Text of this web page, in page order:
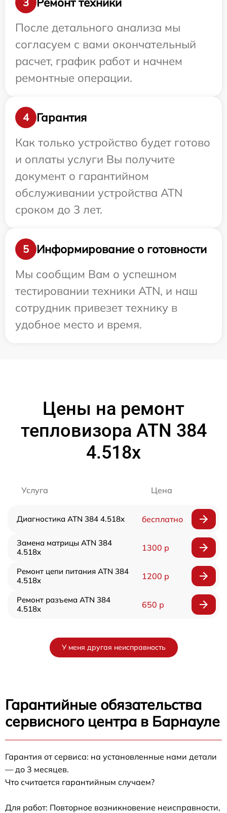
После детального анализа мы
согласуем с вами окончательный
расчет, график работ и начнем
ремонтные операции.
4
Гарантия
Как только устройство будет готово
и оплаты услуги Вы получите
документ о гарантийном
обслуживании устройства ATN
сроком до 3 лет.
5
Информирование о готовности
Мы сообщим Вам о успешном
тестировании техники ATN, и наш
сотрудник привезет технику в
удобное место и время.
Цены на ремонт
тепловизора ATN 384
4.518x
Услуга Цена
Диагностика ATN 384 4.518x бесплатно
Замена матрицы ATN 384
4.518x
1300 р
Ремонт цепи питания ATN 384
4.518x
1200 р
Ремонт разъема ATN 384
4.518x
650 р
У меня другая неисправность
Гарантийные обязательства
сервисного центра в Барнауле
Гарантия от сервиса: на установленные нами детали
— до 3 месяцев.
Что считается гарантийным случаем?
Для работ: Повторное возникновение неисправности,